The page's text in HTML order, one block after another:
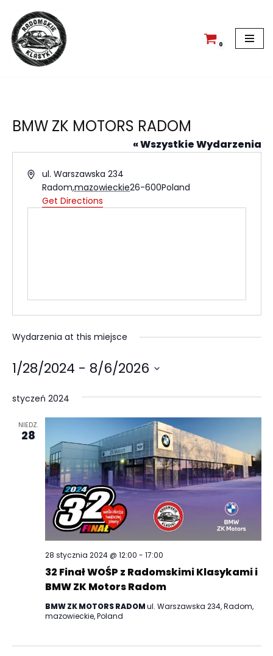
Przejdź
do
treści
0
BMW ZK MOTORS RADOM
« Wszystkie Wydarzenia
Address
ul. Warszawska 234
Radom,mazowieckie26-600Poland
Get Directions
Wydarzenia at this miejsce
1/28/2024 - 8/6/2026
datę.
styczeń 2024
NIEDZ.
28
32 Finał WOŚP z Radomskimi Klasykami i
BMW ZK Motors Radom
28 stycznia 2024 @ 12:00 - 17:00
BMW ZK MOTORS RADOMul. Warszawska 234, Radom,
mazowieckie, Poland